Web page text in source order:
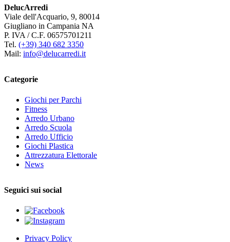
DelucArredi
Viale dell'Acquario, 9, 80014
Giugliano in Campania NA
P. IVA / C.F. 06575701211
Tel. (+39) 340 682 3350
Mail: info@delucarredi.it
Categorie
Giochi per Parchi
Fitness
Arredo Urbano
Arredo Scuola
Arredo Ufficio
Giochi Plastica
Attrezzatura Elettorale
News
Seguici sui social
Privacy Policy